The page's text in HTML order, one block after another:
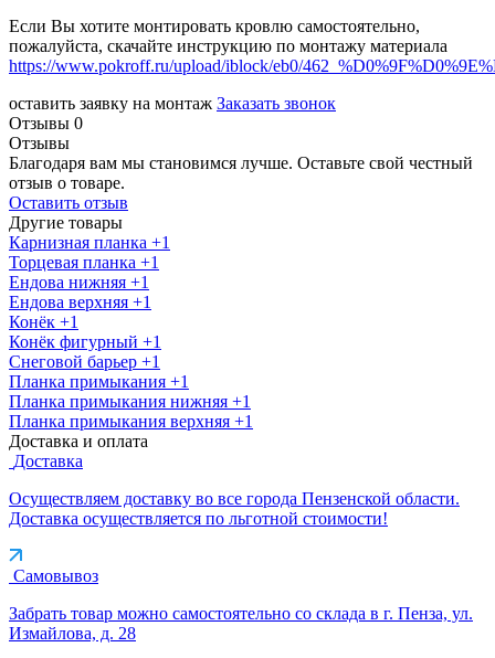
Если Вы хотите монтировать кровлю самостоятельно,
пожалуйста, скачайте инструкцию по монтажу материала
https://www.pokroff.ru/upload/iblock/eb0/
оставить заявку на монтаж Заказать звонок
Отзывы 0
Отзывы
Благодаря вам мы становимся лучше. Оставьте свой честный
отзыв о товаре.
Оставить отзыв
Другие товары
Карнизная планка +1
Торцевая планка +1
Ендова нижняя +1
Ендова верхняя +1
Конёк +1
Конёк фигурный +1
Снеговой барьер +1
Планка примыкания +1
Планка примыкания нижняя +1
Планка примыкания верхняя +1
Доставка и оплата
Доставка
Осуществляем доставку во все города Пензенской области.
Доставка осуществляется по льготной стоимости!
Самовывоз
Забрать товар можно самостоятельно со склада в г. Пенза, ул.
Измайлова, д. 28